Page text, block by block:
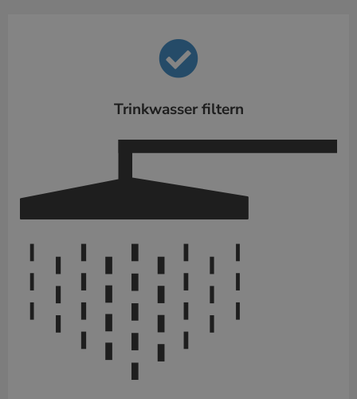
Trinkwasser filtern